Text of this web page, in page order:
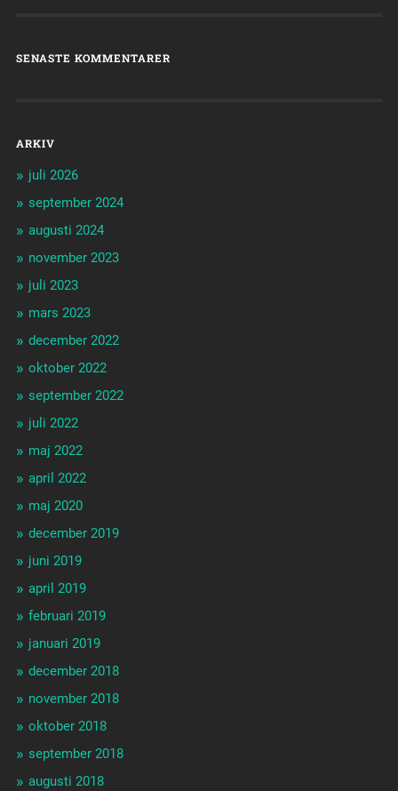
SENASTE KOMMENTARER
ARKIV
juli 2026
september 2024
augusti 2024
november 2023
juli 2023
mars 2023
december 2022
oktober 2022
september 2022
juli 2022
maj 2022
april 2022
maj 2020
december 2019
juni 2019
april 2019
februari 2019
januari 2019
december 2018
november 2018
oktober 2018
september 2018
augusti 2018